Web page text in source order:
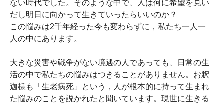
ない時代でした。そのような中で、人は何に希望を見い
だし明日に向かって生きていったらいいのか？
この悩みは2千年経った今も変わらずに，私たち一人一
人の中にあります。
大きな災害や戦争がない境遇の人であっても、日常の生
活の中で私たちの悩みはつきることがありません。お釈
迦様も「生老病死」という，人が根本的に持って生まれ
た悩みのことを説かれたと聞いています。現世に生きる